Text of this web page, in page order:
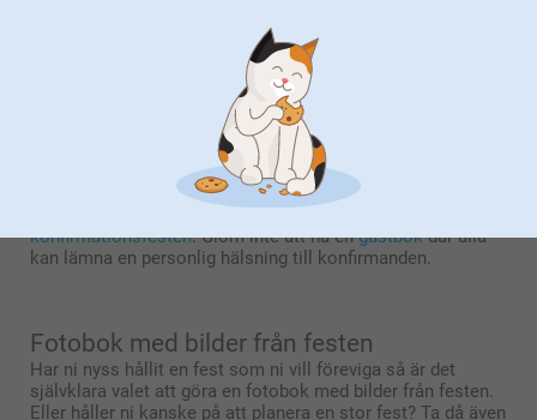
bevaras. Gör en konfirmationsbok med bilder från den stora
dagen, talen, festen och på de viktigaste gästerna.
Du kan inkludera personliga hälsningar, bibelverser eller
citat som gjorde dagen extra speciell.
Den här fotoboken kan ges som present till konfirmanden
och är en varaktig påminnelse om den stora dagen som
kommer att uppskattas i många år framöver.
Är det snart dags för konfirmation?
Ta då en titt på vårt stora utbud av produkter för
konfirmationsfesten. Glöm inte att ha engästbokdär alla
kan lämna en personlig hälsning till konfirmanden.
Fotobok med bilder från festen
Har ni nyss hållit en fest som ni vill föreviga så är det
självklara valet att göra en fotobok med bilder från festen.
Eller håller ni kanske på att planera en stor fest? Ta då även